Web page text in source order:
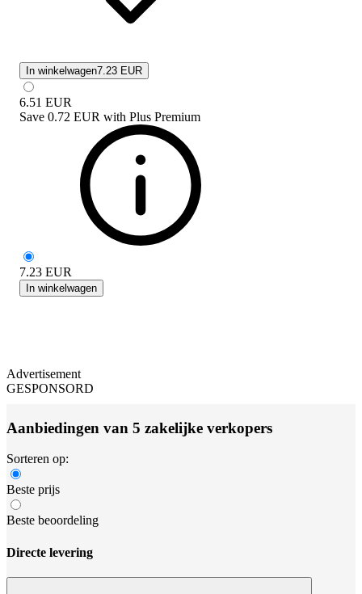
In winkelwagen7.23 EUR
6.51 EUR
Save 0.72 EUR with Plus Premium
7.23 EUR
In winkelwagen
Advertisement
GESPONSORD
Aanbiedingen van 5 zakelijke verkopers
Sorteren op:
Beste prijs
Beste beoordeling
Directe levering